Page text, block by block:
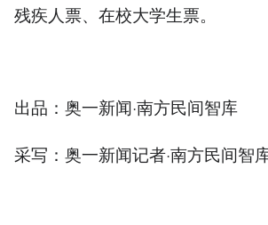
残疾人票、在校大学生票。
出品：奥一新闻·南方民间智库
采写：奥一新闻记者·南方民间智